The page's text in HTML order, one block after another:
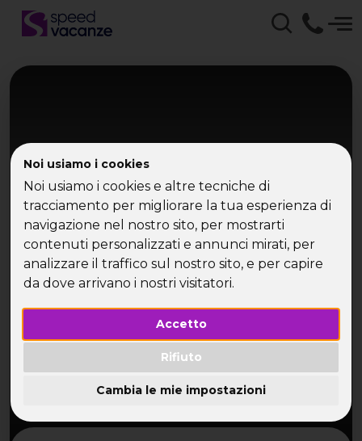
Noi usiamo i cookies
Noi usiamo i cookies e altre tecniche di
tracciamento per migliorare la tua esperienza di
navigazione nel nostro sito, per mostrarti
contenuti personalizzati e annunci mirati, per
analizzare il traffico sul nostro sito, e per capire
da dove arrivano i nostri visitatori.
Accetto
Rifiuto
Cambia le mie impostazioni
Mediterraneo Orientale
MSC Crociera Isole Greche
DURATA
8GG / 7NT
ETÀ
28-50 ANNI
GRUPPO